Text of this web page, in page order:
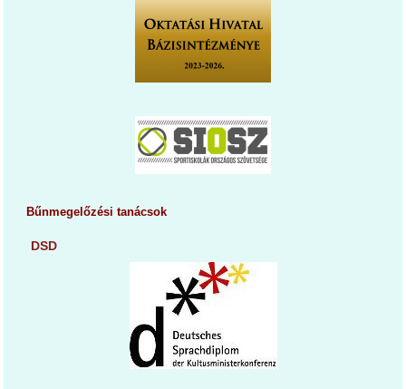
Bűnmegelőzési tanácsok
DSD